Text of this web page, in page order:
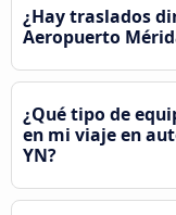
¿Hay traslados
Aeropuerto
¿Qué tipo de
en mi viaje en
YN?